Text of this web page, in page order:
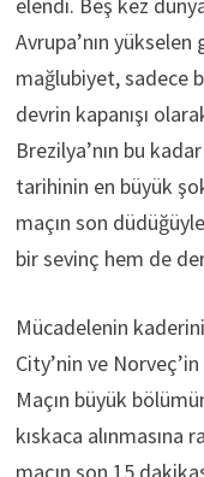
elendi. Beş kez
Avrupa’nın yükselen
mağlubiyet, sadece
devrin kapanışı
Brezilya’nın bu
tarihinin en büyük
maçın son
bir sevinç hem de
Mücadelenin
City’nin ve
Maçın büyük
kıskaca alınmasına